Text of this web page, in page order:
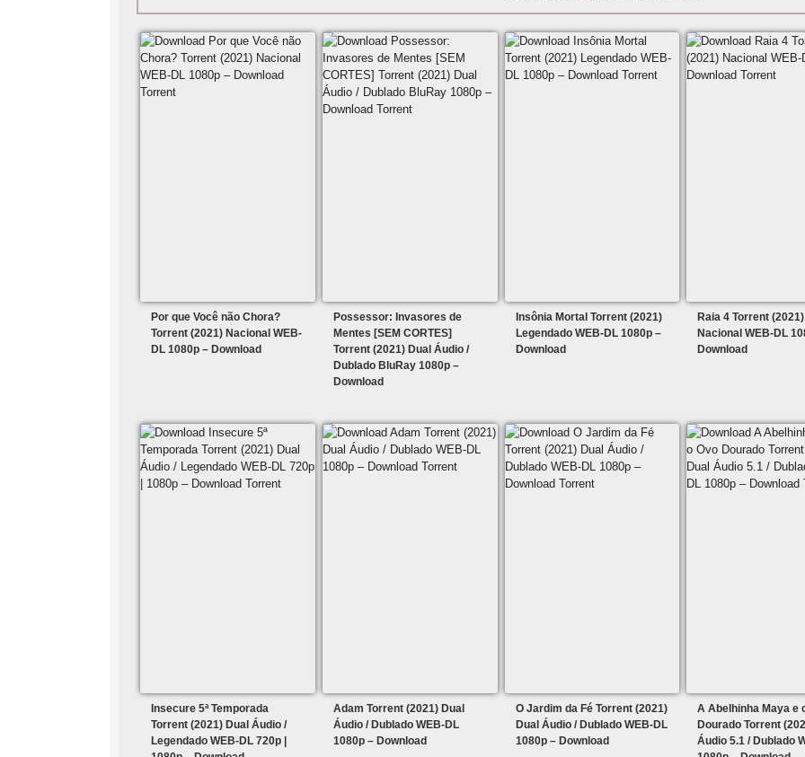
Por que Você não Chora?
Torrent (2021) Nacional WEB-
DL 1080p – Download
Possessor: Invasores de
Mentes [SEM CORTES]
Torrent (2021) Dual Áudio /
Dublado BluRay 1080p –
Download
Insônia Mortal Torrent (2021)
Legendado WEB-DL 1080p –
Download
Raia 4 Torrent (2021)
Nacional WEB-DL
Download
Insecure 5ª Temporada
Torrent (2021) Dual Áudio /
Legendado WEB-DL 720p |
Adam Torrent (2021) Dual
Áudio / Dublado WEB-DL
1080p – Download
O Jardim da Fé Torrent (2021)
Dual Áudio / Dublado WEB-DL
1080p – Download
A Abelhinha Maya e
Dourado Torrent
Áudio 5.1 / Dublado